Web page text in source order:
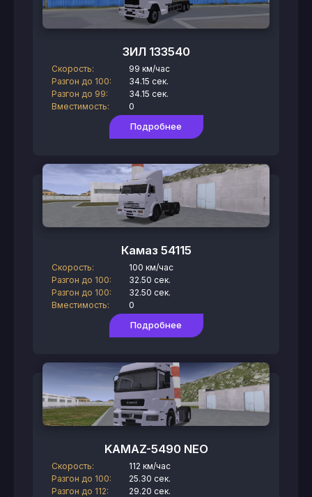
ЗИЛ 133540
Скорость:
99 км/час
Разгон до 100:
34.15 сек.
Разгон до 99:
34.15 сек.
Вместимость:
0
Подробнее
Камаз 54115
Скорость:
100 км/час
Разгон до 100:
32.50 сек.
Разгон до 100:
32.50 сек.
Вместимость:
0
Подробнее
KAMAZ-5490 NEO
Скорость:
112 км/час
Разгон до 100:
25.30 сек.
Разгон до 112:
29.20 сек.